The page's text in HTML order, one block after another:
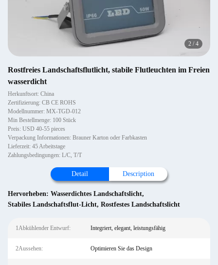
2 /4
Rostfreies Landschaftsflutlicht, stabile Flutleuchten im Freien
wasserdicht
Herkunftsort: China
Zertifizierung: CB CE ROHS
Modellnummer: MX-TGD-012
Min Bestellmenge: 100 Stück
Preis: USD 40-55 pieces
Verpackung Informationen: Brauner Karton oder Farbkasten
Lieferzeit: 45 Arbeitstage
Zahlungsbedingungen: L/C, T/T
Detail Description
Hervorheben: Wasserdichtes Landschaftslicht,
Stabiles Landschaftsflut-Licht, Rostfestes Landschaftslicht
1Abkühlender Entwurf: Integriert, elegant, leistungsfähig
2Aussehen: Optimieren Sie das Design